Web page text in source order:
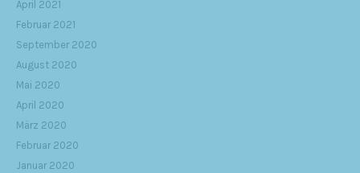
April 2021
Februar 2021
September 2020
August 2020
Mai 2020
April 2020
März 2020
Februar 2020
Januar 2020